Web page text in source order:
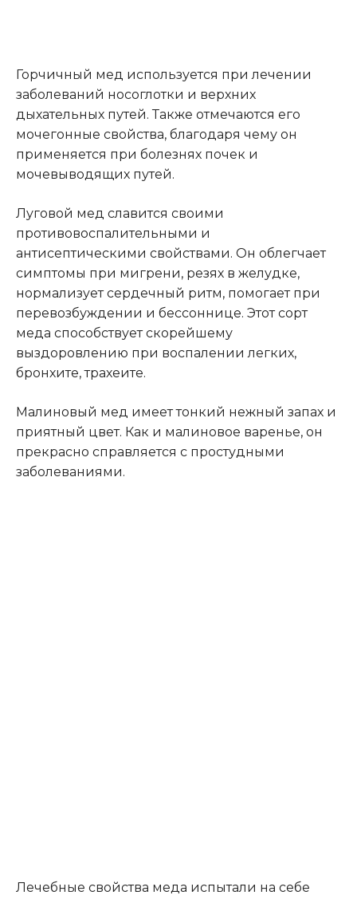
Горчичный мед используется при лечении
заболеваний носоглотки и верхних
дыхательных путей. Также отмечаются его
мочегонные свойства, благодаря чему он
применяется при болезнях почек и
мочевыводящих путей.
Луговой мед славится своими
противовоспалительными и
антисептическими свойствами. Он облегчает
симптомы при мигрени, резях в желудке,
нормализует сердечный ритм, помогает при
перевозбуждении и бессоннице. Этот сорт
меда способствует скорейшему
выздоровлению при воспалении легких,
бронхите, трахеите.
Малиновый мед имеет тонкий нежный запах и
приятный цвет. Как и малиновое варенье, он
прекрасно справляется с простудными
заболеваниями.
Лечебные свойства меда испытали на себе